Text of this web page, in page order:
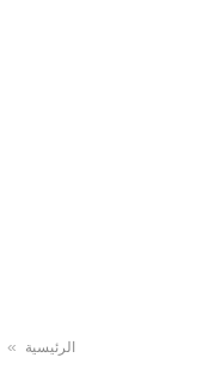
الرئيسية »